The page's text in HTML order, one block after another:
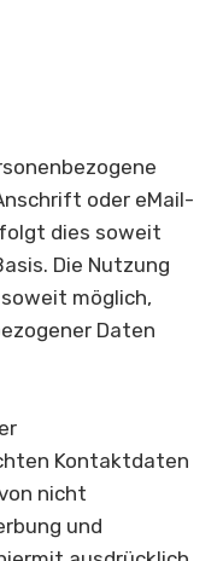
oder eMail-
dies soweit
Die Nutzung
möglich,
Daten
Kontaktdaten
nicht
und